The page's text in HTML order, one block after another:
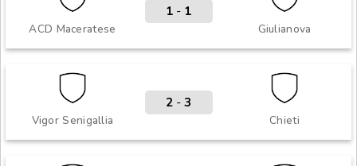
ACD Maceratese Giulianova
1 - 1
Vigor Senigallia Chieti
2 - 3